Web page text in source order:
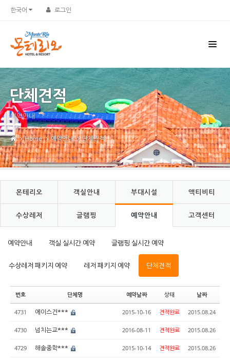
한국어 로그인
단체견적
예약안내
Home 예약안내 단체견적
몬테리오 객실안내 부대시설 액티비티
수상레저 글램핑 예약안내 고객센터
예약안내 객실 실시간 예약 글램핑 실시간 예약
수상레저 패키지 예약 레저 패키지 예약 단체견적
번호 단체명 예약날짜 상태 날짜
4731 에이스건*** 2015-10-16 견적완료 2015.08.24
4730 넘치는교*** 2016-08-11 견적완료 2015.08.26
4729 해솔중학*** 2015-10-14 견적완료 2015.08.26
Sketchbook5, 스케치북5